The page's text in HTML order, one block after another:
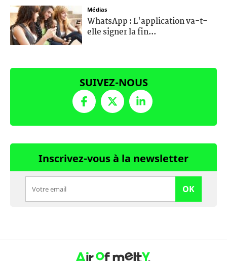
Médias
WhatsApp : L'application va-t-
elle signer la fin...
SUIVEZ-NOUS
Inscrivez-vous à la newsletter
OK